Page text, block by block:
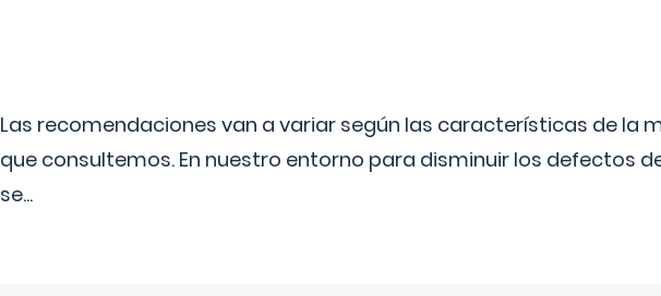
Las recomendaciones van a variar según las características de la
que consultemos. En nuestro entorno para disminuir los defectos
se...